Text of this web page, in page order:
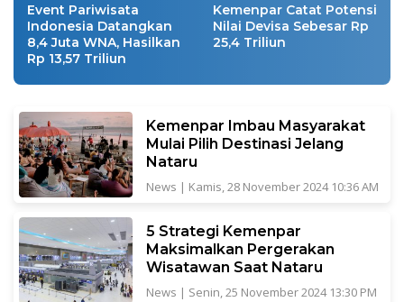
Event Pariwisata
Indonesia Datangkan
8,4 Juta WNA, Hasilkan
Rp 13,57 Triliun
Kemenpar Catat Potensi
Nilai Devisa Sebesar Rp
25,4 Triliun
Kemenpar Imbau Masyarakat
Mulai Pilih Destinasi Jelang
Nataru
News | Kamis, 28 November 2024 10:36 AM
5 Strategi Kemenpar
Maksimalkan Pergerakan
Wisatawan Saat Nataru
News | Senin, 25 November 2024 13:30 PM